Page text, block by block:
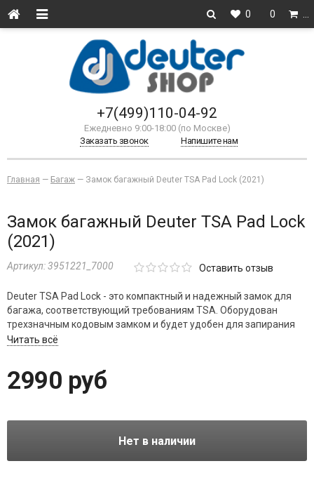
0 0
+7(499)110-04-92
Ежедневно 9:00-18:00 (по Москве)
Заказать звонок
Напишите нам
Главная — Багаж — Замок багажный Deuter TSA Pad Lock (2021)
Замок багажный Deuter TSA Pad Lock
(2021)
Артикул:3951221_7000 Оставить отзыв
Deuter TSA Pad Lock - это компактный и надежный замок для
багажа, соответствующий требованиям TSA. Оборудован
трехзначным кодовым замком и будет удобен для запирания
чемоданов, сумок, чехлов и даже рюкзаков.
Читать всё
2990 руб
Нет в наличии